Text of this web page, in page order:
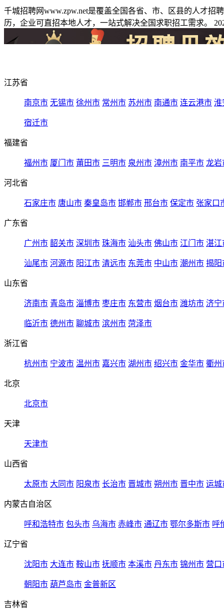
千城招聘网www.zpw.net是覆盖全国各省、市、区县的人才
历，企业可直招本地人才，一站式解决全国求职招工需求。
江苏省
南京市 无锡市 徐州市 常州市 苏州市 南通市 连云港市 淮
宿迁市
福建省
福州市 厦门市 莆田市 三明市 泉州市 漳州市 南平市 龙岩
河北省
石家庄市 唐山市 秦皇岛市 邯郸市 邢台市 保定市 张家口
广东省
广州市 韶关市 深圳市 珠海市 汕头市 佛山市 江门市 湛江
汕尾市 河源市 阳江市 清远市 东莞市 中山市 潮州市 揭阳
山东省
济南市 青岛市 淄博市 枣庄市 东营市 烟台市 潍坊市 济宁
临沂市 德州市 聊城市 滨州市 菏泽市
浙江省
杭州市 宁波市 温州市 嘉兴市 湖州市 绍兴市 金华市 衢州
北京
北京市
天津
天津市
山西省
太原市 大同市 阳泉市 长治市 晋城市 朔州市 晋中市 运城
内蒙古自治区
呼和浩特市 包头市 乌海市 赤峰市 通辽市 鄂尔多斯市 呼
辽宁省
沈阳市 大连市 鞍山市 抚顺市 本溪市 丹东市 锦州市 营口
朝阳市 葫芦岛市 金普新区
吉林省